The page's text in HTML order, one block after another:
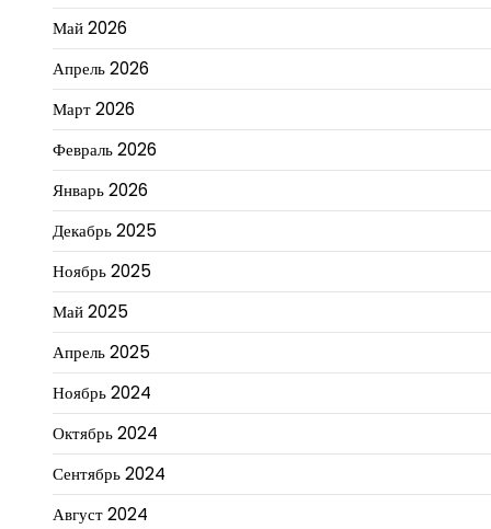
Май 2026
Апрель 2026
Март 2026
Февраль 2026
Январь 2026
Декабрь 2025
Ноябрь 2025
Май 2025
Апрель 2025
Ноябрь 2024
Октябрь 2024
Сентябрь 2024
Август 2024